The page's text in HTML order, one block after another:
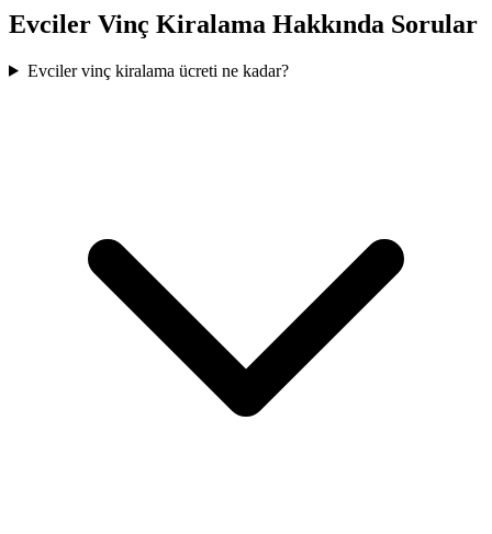
Evciler Vinç Kiralama Hakkında Sorular
Evciler vinç kiralama ücreti ne kadar?